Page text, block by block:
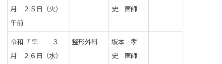
月 ２５日（火）
午前
史 医師
令和 7 年 ３
月 ２６日（水）
整形外科
坂本 孝
史 医師